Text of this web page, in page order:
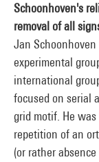
Schoonhoven's
removal of all
Jan
experimental
international
focused on serial
grid motif. He
repetition of an
(or rather